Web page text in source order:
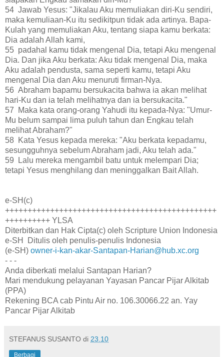
54 Jawab Yesus: "Jikalau Aku memuliakan diri-Ku sendiri,
maka kemuliaan-Ku itu sedikitpun tidak ada artinya. Bapa-
Kulah yang memuliakan Aku, tentang siapa kamu berkata:
Dia adalah Allah kami,
55 padahal kamu tidak mengenal Dia, tetapi Aku mengenal
Dia. Dan jika Aku berkata: Aku tidak mengenal Dia, maka
Aku adalah pendusta, sama seperti kamu, tetapi Aku
mengenal Dia dan Aku menuruti firman-Nya.
56 Abraham bapamu bersukacita bahwa ia akan melihat
hari-Ku dan ia telah melihatnya dan ia bersukacita."
57 Maka kata orang-orang Yahudi itu kepada-Nya: "Umur-
Mu belum sampai lima puluh tahun dan Engkau telah
melihat Abraham?"
58 Kata Yesus kepada mereka: "Aku berkata kepadamu,
sesungguhnya sebelum Abraham jadi, Aku telah ada."
59 Lalu mereka mengambil batu untuk melempari Dia;
tetapi Yesus menghilang dan meninggalkan Bait Allah.
e-SH(c)
+++++++++++++++++++++++++++++++++++++++++++++++
++++++++++ YLSA
Diterbitkan dan Hak Cipta(c) oleh Scripture Union Indonesia
e-SH Ditulis oleh penulis-penulis Indonesia
(e-SH) owner-i-kan-akar-Santapan-Harian@hub.xc.org
- - -
Anda diberkati melalui Santapan Harian?
Mari mendukung pelayanan Yayasan Pancar Pijar Alkitab
(PPA)
Rekening BCA cab Pintu Air no. 106.30066.22 an. Yay
Pancar Pijar Alkitab
STEFANUS SUSANTO di 23.10
Berbagi